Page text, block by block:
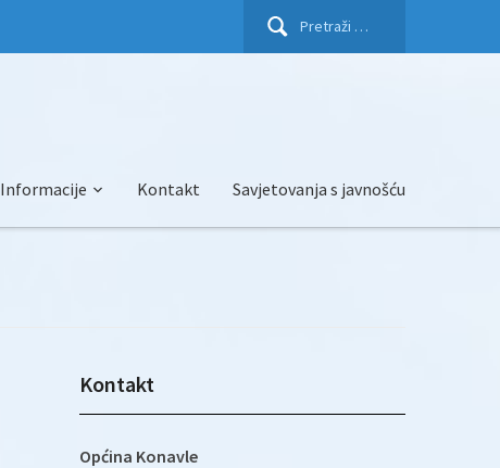
Pretraži:
Informacije Kontakt Savjetovanja s javnošću
Kontakt
Općina Konavle